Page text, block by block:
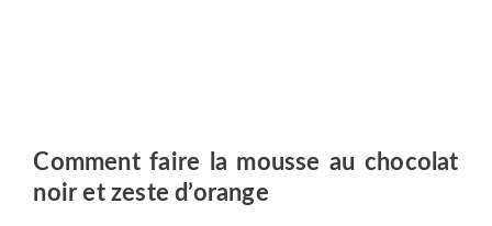
Comment faire la mousse au chocolat
noir et zeste d’orange